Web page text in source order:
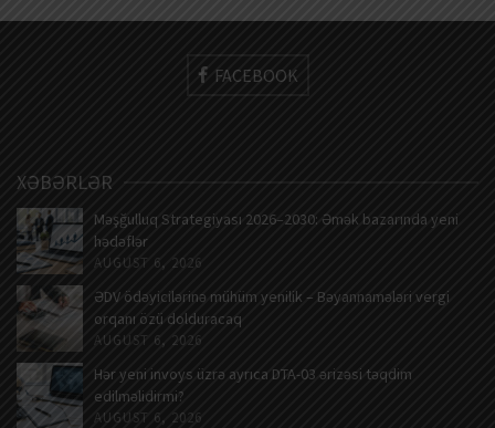
FACEBOOK
XƏBƏRLƏR
Məşğulluq Strategiyası 2026–2030: Əmək bazarında yeni
hədəflər
AUGUST 6, 2026
ƏDV ödəyicilərinə mühüm yenilik – Bəyannamələri vergi
orqanı özü dolduracaq
AUGUST 6, 2026
Hər yeni invoys üzrə ayrıca DTA-03 ərizəsi təqdim
edilməlidirmi?
AUGUST 6, 2026